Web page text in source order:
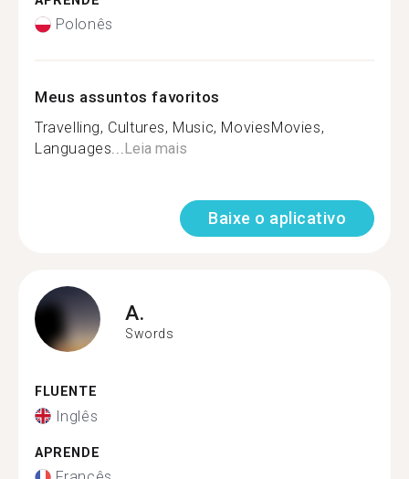
Polonês
Meus assuntos favoritos
Travelling, Cultures, Music, MoviesMovies,
Languages...Leia mais
Baixe o aplicativo
A.
Swords
FLUENTE
Inglês
APRENDE